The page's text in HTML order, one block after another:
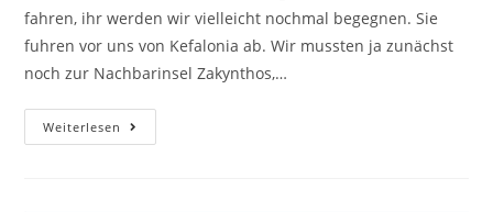
fahren, ihr werden wir vielleicht nochmal begegnen. Sie
fuhren vor uns von Kefalonia ab. Wir mussten ja zunächst
noch zur Nachbarinsel Zakynthos,…
Weiterlesen